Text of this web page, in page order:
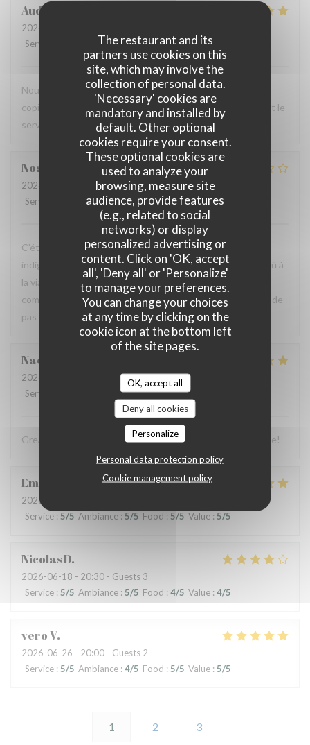
The restaurant and its
partners use cookies on this
site, which may involve the
collection of personal data.
'Necessary' cookies are
mandatory and installed by
default. Other optional
cookies require your consent.
These optional cookies are
used to analyze your
browsing, measure site
audience, provide features
(e.g., related to social
networks) or display
personalized advertising or
content. Click on 'OK, accept
all', 'Deny all' or 'Personalize'
to manage your preferences.
You can change your choices
at any time by clicking on the
cookie icon at the bottom left
of the site pages.
OK, accept all
Deny all cookies
Personalize
Personal data protection policy
Cookie management policy
Audrey
2026-07-12
Service
Ambiance : 4/5 Food: 5 /5 Value:
Nous avons testé le Sister's café pour un brunch entre
copines et n'avons pas été déçues : le menu est copieux et le
service très agréable.
Noah
2026-07-07
- 19:30 - Guests 6
Service
Ambiance:4/5 Food: 1/5 Value:1/5
C’était bon, mais suite à la soirée j’ai fait une violente
indigestion qui a nécessité un lavement. C’est sûrement dû à
la viande et au pain qui avaient un goût légèrement avarié,
comme si elle avait pris un coup de chaud. Je ne recommande
pas ce restaurant, mais je pense qu’il peut s’améliorer.
Naomi
2026-07-03
- 13:00 - Guests 4
Service
:5/5 Food:5/5 Value
Great food, friendly and welcoming staff. Lovely experience!
Emmanuel
2026-07-04
Service : 5/5 Ambiance : 5/5 Food : 5/5 Value : 5/5
NicolasD
2026-06-18 - 20:30 - Guests 3
Service : 5/5 Ambiance : 5/5 Food : 4/5 Value : 4/5
veroV
2026-06-26 - 20:00 - Guests 2
Service : 5/5 Ambiance : 4/5 Food : 5/5 Value : 5/5
1 2 3